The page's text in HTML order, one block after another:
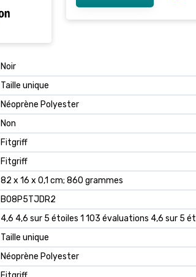
‎Noir
‎Taille unique
‎Néoprène Polyester
‎Non
‎Fitgriff
‎Fitgriff
‎82 x 16 x 0,1 cm; 860 grammes
‎B08P5TJDR2
4,6 4,6 sur 5 étoiles 1 103 évaluations 4,6 sur 5
Taille unique
Néoprène Polyester